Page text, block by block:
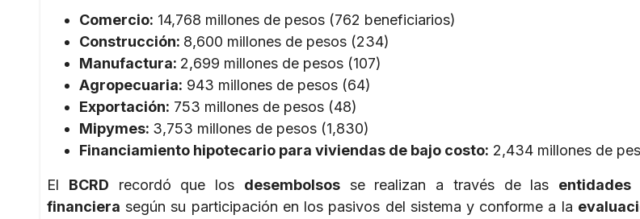
Comercio: 14,768 millones de pesos (762 beneficiarios)
Construcción: 8,600 millones de pesos (234)
Manufactura: 2,699 millones de pesos (107)
Agropecuaria: 943 millones de pesos (64)
Exportación: 753 millones de pesos (48)
Mipymes: 3,753 millones de pesos (1,830)
Financiamiento hipotecario para viviendas de bajo costo: 2,434 millones de
El BCRD recordó que los desembolsosse realizan a través de las entidades
financiera según su participación en los pasivos del sistema y conforme a la